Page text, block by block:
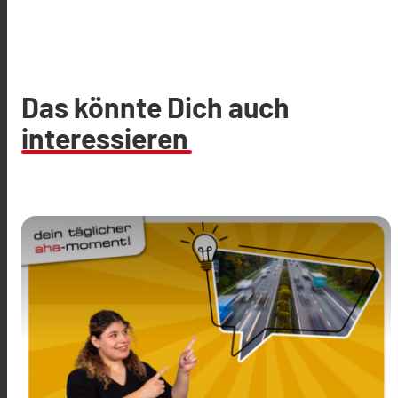
Das könnte Dich auch
interessieren